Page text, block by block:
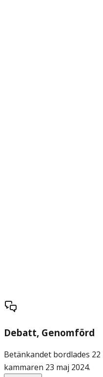
Debatt, Genomförd
Betänkandet bordlades
kammaren 23 maj 2024.